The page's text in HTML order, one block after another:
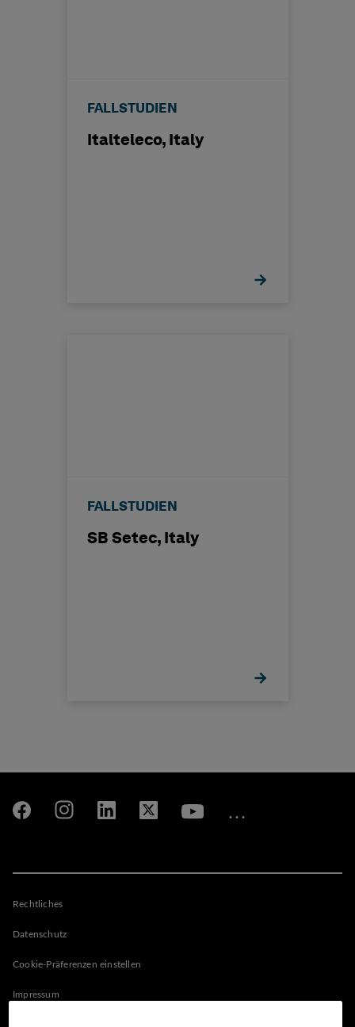
FALLSTUDIEN
Italteleco, Italy
FALLSTUDIEN
SB Setec, Italy
Rechtliches
Datenschutz
Cookie-Präferenzen einstellen
Impressum